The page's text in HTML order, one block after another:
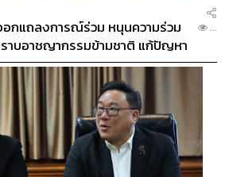
กแถลงการณ์ร่วม หนุนความร่วม
าบอาชญากรรมข้ามชาติ แก้ปัญหา
ำ
...